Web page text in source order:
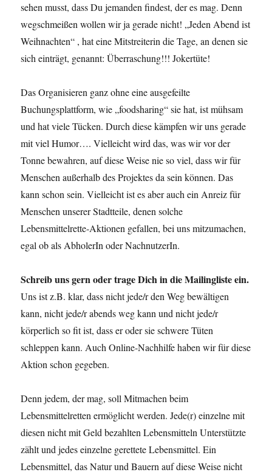
sehen musst, dass Du jemanden findest, der es mag. Denn
wegschmeißen wollen wir ja gerade nicht! „Jeden Abend ist
Weihnachten“ , hat eine Mitstreiterin die Tage, an denen sie
sich einträgt, genannt: Überraschung!!! Jokertüte!
Das Organisieren ganz ohne eine ausgefeilte
Buchungsplattform, wie „foodsharing“ sie hat, ist mühsam
und hat viele Tücken. Durch diese kämpfen wir uns gerade
mit viel Humor…. Vielleicht wird das, was wir vor der
Tonne bewahren, auf diese Weise nie so viel, dass wir für
Menschen außerhalb des Projektes da sein können. Das
kann schon sein. Vielleicht ist es aber auch ein Anreiz für
Menschen unserer Stadtteile, denen solche
Lebensmittelrette-Aktionen gefallen, bei uns mitzumachen,
egal ob als AbholerIn oder NachnutzerIn.
Schreib uns gern oder trage Dich in die Mailingliste ein.
Uns ist z.B. klar, dass nicht jede/r den Weg bewältigen
kann, nicht jede/r abends weg kann und nicht jede/r
körperlich so fit ist, dass er oder sie schwere Tüten
schleppen kann. Auch Online-Nachhilfe haben wir für diese
Aktion schon gegeben.
Denn jedem, der mag, soll Mitmachen beim
Lebensmittelretten ermöglicht werden. Jede(r) einzelne mit
diesen nicht mit Geld bezahlten Lebensmitteln Unterstützte
zählt und jedes einzelne gerettete Lebensmittel. Ein
Lebensmittel, das Natur und Bauern auf diese Weise nicht